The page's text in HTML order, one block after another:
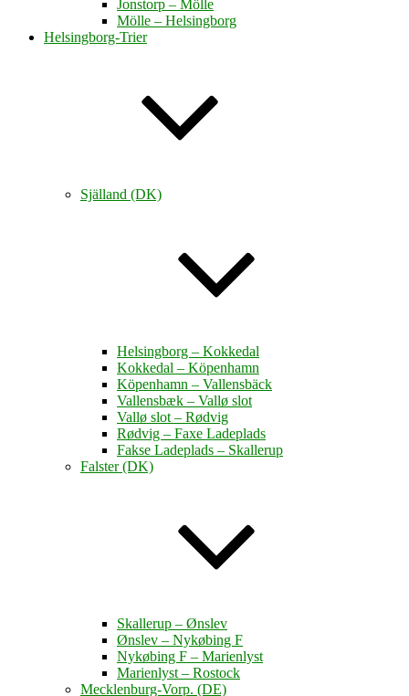
Jonstorp – Mölle
Mölle – Helsingborg
Helsingborg-Trier
Själland (DK)
Helsingborg – Kokkedal
Kokkedal – Köpenhamn
Köpenhamn – Vallensbäck
Vallensbæk – Vallø slot
Vallø slot – Rødvig
Rødvig – Faxe Ladeplads
Fakse Ladeplads – Skallerup
Falster (DK)
Skallerup – Ønslev
Ønslev – Nykøbing F
Nykøbing F – Marienlyst
Marienlyst – Rostock
Mecklenburg-Vorp. (DE)